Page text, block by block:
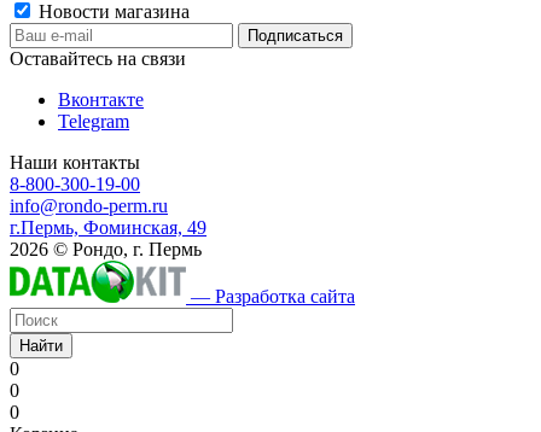
Новости магазина
Оставайтесь на связи
Вконтакте
Telegram
Наши контакты
8-800-300-19-00
info@rondo-perm.ru
г.Пермь, Фоминская, 49
2026 © Рондо, г. Пермь
— Разработка сайта
Найти
0
0
0